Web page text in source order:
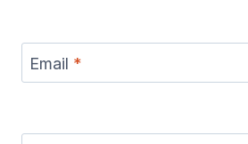
Email *